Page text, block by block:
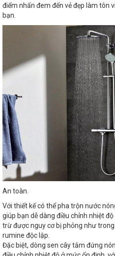
điểm nhấn đem đến vẻ đẹp làm tôn
bạn.
An toàn.
Với thiết kế có thể pha trộn nước
giúp bạn dễ dàng điều chỉnh nhiệt
trừ được nguy cơ bị phỏng như
rumine độc lập.
Đặc biệt, dòng sen cây tắm đứng